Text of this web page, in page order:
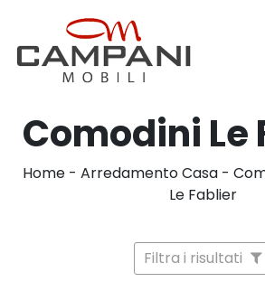
Comodini Le
Home - Arredamento Casa -
Le Fablier
Filtra i risultati